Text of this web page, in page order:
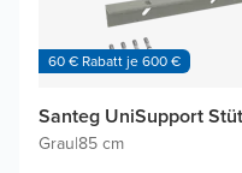
60 € Rabatt je 600 €
Santeg UniSupport
Grau|85 cm